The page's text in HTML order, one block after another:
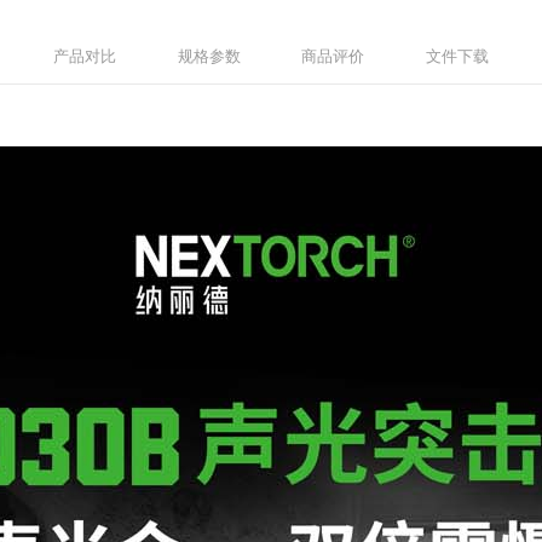
产品对比 规格参数 商品评价 文件下载